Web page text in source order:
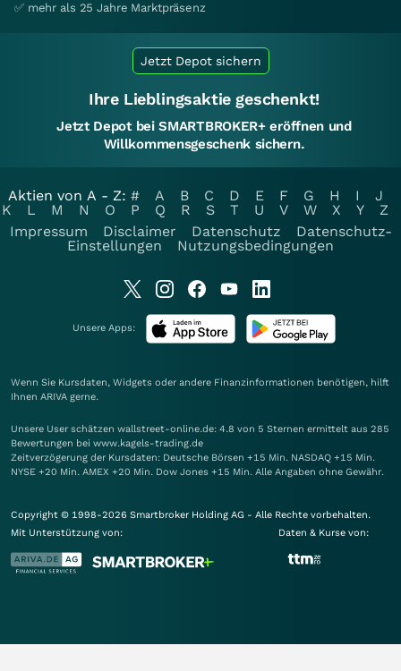
✅ mehr als 25 Jahre Marktpräsenz
Jetzt Depot sichern
Ihre Lieblingsaktie geschenkt!
Jetzt Depot bei SMARTBROKER+ eröffnen und
Willkommensgeschenk sichern.
Aktien von A - Z: # A B C D E F G H I
J
K
L M N O P Q R S T U V W X Y
Z
Impressum
Disclaimer Datenschutz
Datenschutz-
Einstellungen
Nutzungsbedingungen
Unsere Apps:
Wenn Sie Kursdaten, Widgets oder andere Finanzinformationen benötigen, hilft
Ihnen ARIVA gerne.
Unsere User schätzen wallstreet-online.de: 4.8 von 5 Sternen ermittelt aus 285
Bewertungen bei www.kagels-trading.de
Zeitverzögerung der Kursdaten: Deutsche Börsen +15 Min. NASDAQ +15 Min.
NYSE +20 Min. AMEX +20 Min. Dow Jones +15 Min. Alle Angaben ohne Gewähr.
Copyright © 1998-2026 Smartbroker Holding AG - Alle Rechte vorbehalten.
Mit Unterstützung von:
Daten & Kurse von: